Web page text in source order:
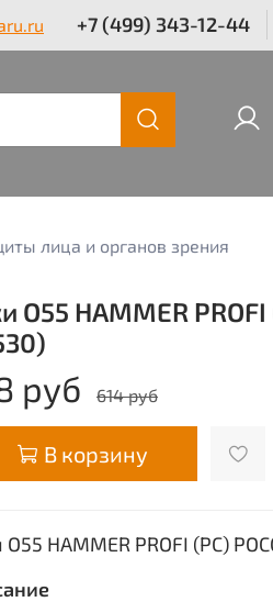
+7 (499) 343-12-44
лица и органов зрения
О55 HAMMER
руб 614 руб
В корзину
О55 HAMMER PROFI (PC)